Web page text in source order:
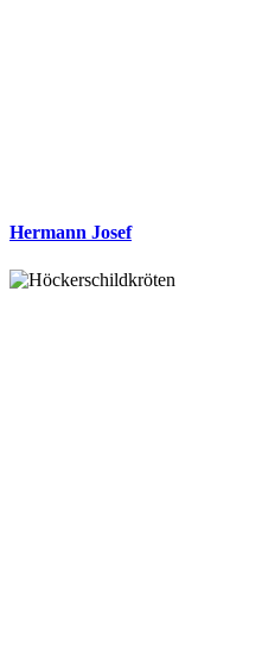
Hermann Josef